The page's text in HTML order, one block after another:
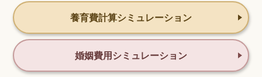
養育費計算シミュレーション
婚姻費用シミュレーション